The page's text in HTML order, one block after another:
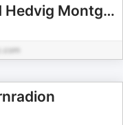
Foreldrekoden - med Hedvig Montgomery